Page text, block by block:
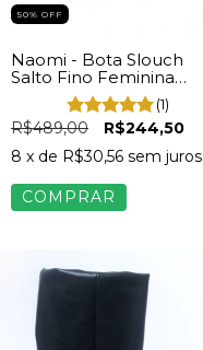
50% OFF
Naomi - Bota Slouch
Salto Fino Feminina
Camurça Marrom(1)
R$489,00
R$244,50
8 x de R$30,56 sem juros
COMPRAR